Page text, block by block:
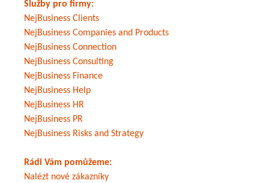
Služby pro firmy:
NejBusiness Clients
NejBusiness Companies and Products
NejBusiness Connection
NejBusiness Consulting
NejBusiness Finance
NejBusiness Help
NejBusiness HR
NejBusiness PR
NejBusiness Risks and Strategy
Rádi Vám pomůžeme:
Nalézt nové zákazníky